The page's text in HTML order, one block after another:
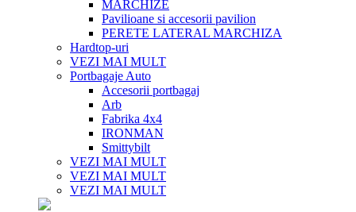
MARCHIZE
Pavilioane si accesorii pavilion
PERETE LATERAL MARCHIZA
Hardtop-uri
VEZI MAI MULT
Portbagaje Auto
Accesorii portbagaj
Arb
Fabrika 4x4
IRONMAN
Smittybilt
VEZI MAI MULT
VEZI MAI MULT
VEZI MAI MULT